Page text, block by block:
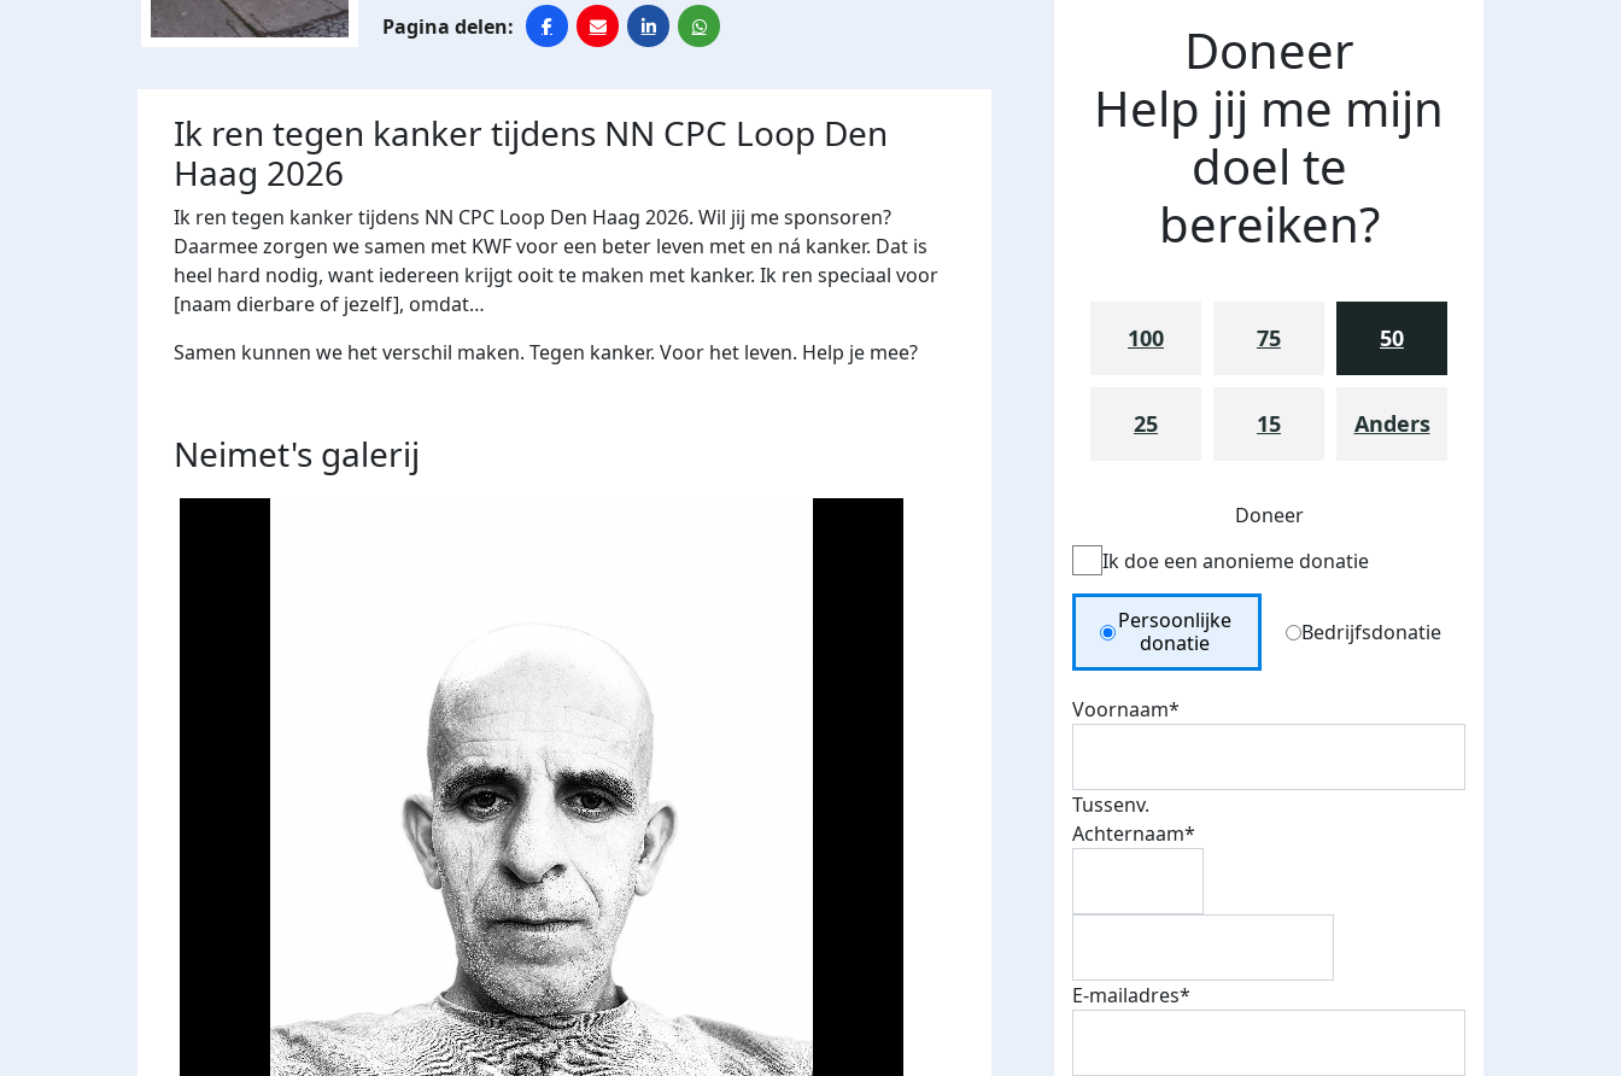
Ik ren tegen kanker tijdens NN CPC Loop Den
Haag 2026
Ik ren tegen kanker tijdens NN CPC Loop Den Haag 2026. Wil jij me sponsoren?
Daarmee zorgen we samen met KWF voor een beter leven met en ná kanker. Dat is
heel hard nodig, want iedereen krijgt ooit te maken met kanker. Ik ren speciaal voor
[naam dierbare of jezelf], omdat…
Samen kunnen we het verschil maken. Tegen kanker. Voor het leven. Help je mee?
Neimet's galerij
Doneer
Help jij me mijn
doel te
bereiken?
100 75 50
25 15 Anders
Doneer
Ik doe een anonieme donatie
Donation Type
Persoonlijke
donatie
Bedrijfsdonatie
Voornaam*
Tussenv.
Achternaam*
E-mailadres*